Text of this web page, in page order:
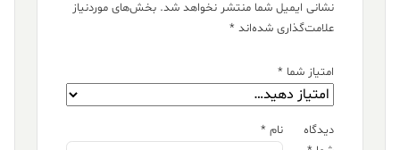
نشانی ایمیل شما منتشر نخواهد شد. بخش‌های موردنیاز
علامت‌گذاری شده‌اند *
امتیاز شما *
دیدگاه
نام *